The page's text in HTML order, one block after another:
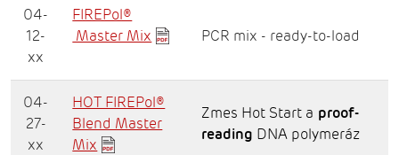
04-
12-
xx
FIREPol®
Master Mix
PCR mix - ready-to-load
04-
27-
xx
HOT FIREPol®
Blend Master
Mix
Zmes Hot Start a proof-
reading DNA polymeráz